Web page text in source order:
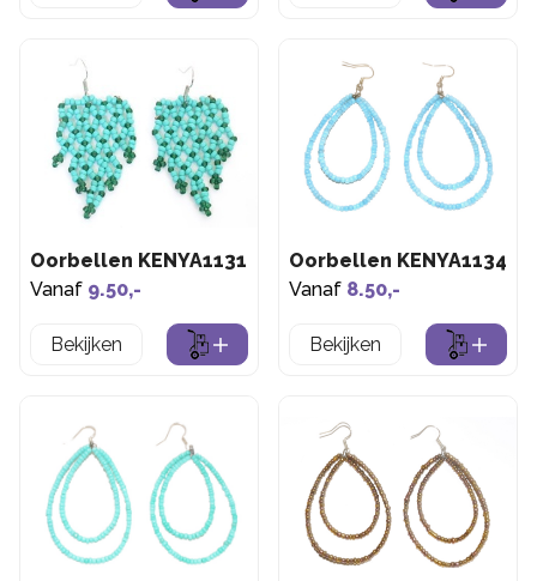
Oorbellen KENYA1131
Vanaf 9.50,-
Bekijken
Oorbellen KENYA1134
Vanaf 8.50,-
Bekijken